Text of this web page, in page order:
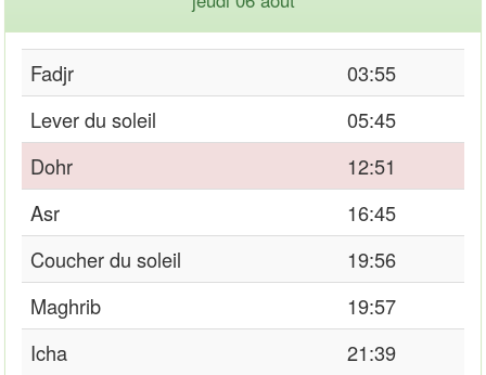
Fadjr
03:55
Lever du soleil
05:45
Dohr
12:51
Asr
16:45
Coucher du soleil
19:56
Maghrib
19:57
Icha
21:39